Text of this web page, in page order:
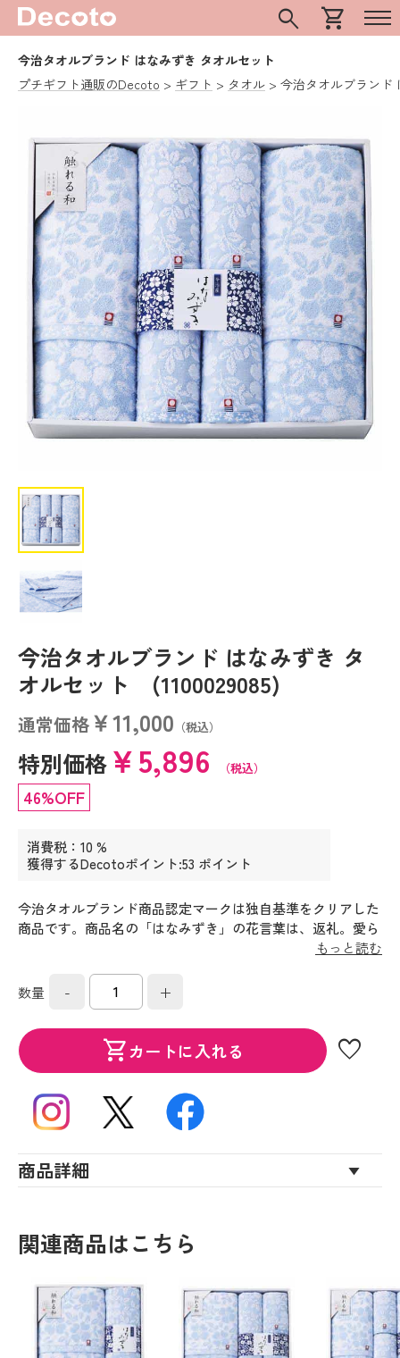
search shopping_cart
今治タオルブランド はなみずき タオルセット
プチギフト通販のDecoto
ギフト タオル 今治タオルブランド
今治タオルブランド はなみずき タ
オルセット (1100029085)
通常価格￥11,000 （税込）
特別価格￥5,896 （税込）
46%OFF
消費税：10 %
獲得するDecotoポイント:53 ポイント
今治タオルブランド商品認定マークは独自基準をクリアした
商品です。商品名の「はなみずき」の花言葉は、返礼。愛ら
もっと読む
数量 - +
shopping_cartカートに入れる favorite
商品詳細
関連商品はこちら